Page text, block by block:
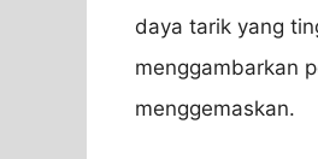
daya tarik yang
menggambarkan
menggemaskan.